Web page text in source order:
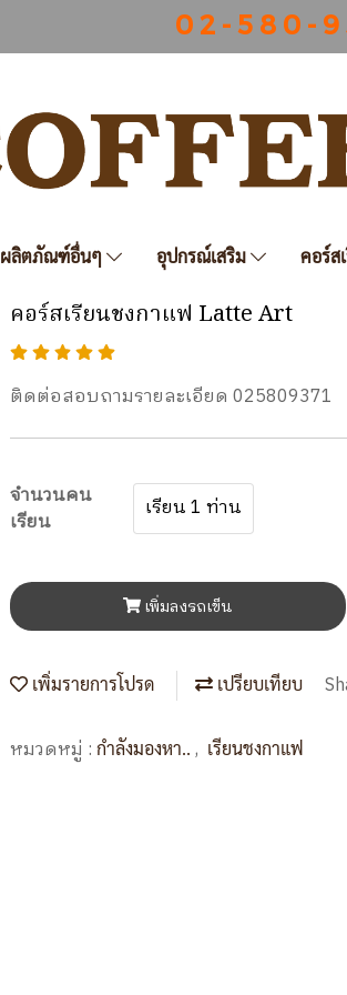
0 2 - 5 8 0 - 9
ผลิตภัณฑ์อื่นๆ อุปกรณ์เสริม คอร์ส
คอร์สเรียนชงกาแฟ Latte Art
ติดต่อสอบถามรายละเอียด 025809371
จำนวนคน
เรียน
เรียน 1 ท่าน
เพิ่มลงรถเข็น
เพิ่มรายการโปรด เปรียบเทียบ
หมวดหมู่ : กำลังมองหา.. , เรียนชงกาแฟ